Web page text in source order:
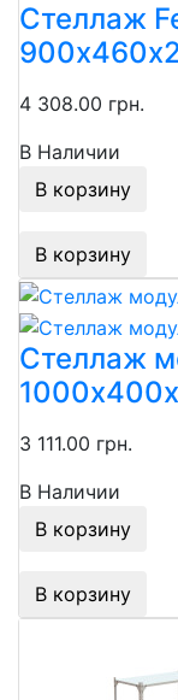
Стеллаж
4 308.00 грн.
В Наличии
В корзину
В корзину
Стеллаж
3 111.00 грн.
В Наличии
В корзину
В корзину